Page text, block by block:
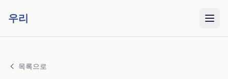
우리
목록으로